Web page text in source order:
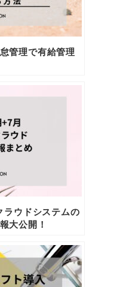
管理で有給管理
ウドシステムの
大公開！